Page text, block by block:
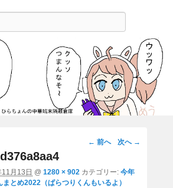
の中華端末隔離倉庫
ある検索バーを消してくれたサイトです。
画
ビ
← 前へ 次へ →
月13日 @ 1280 × 902 カテゴリー: 今年
とめ2022（ぱらつりくんもいるよ）